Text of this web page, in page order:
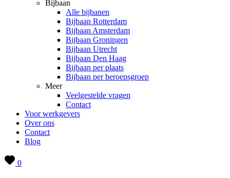
Bijbaan
Alle bijbanen
Bijbaan Rotterdam
Bijbaan Amsterdam
Bijbaan Groningen
Bijbaan Utrecht
Bijbaan Den Haag
Bijbaan per plaats
Bijbaan per beroepsgroep
Meer
Veelgestelde vragen
Contact
Voor werkgevers
Over ons
Contact
Blog
0